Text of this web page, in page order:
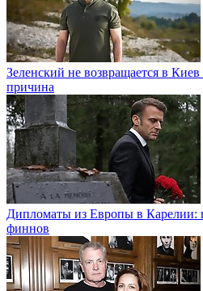
Зеленский не возвращается в
причина
Дипломаты из Европы в Карелии:
финнов